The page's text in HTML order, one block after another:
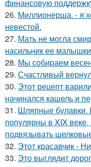
финансовую
26. Миллионерша. - я
невестой.
27. Мать не могла
насильник ее
28. Мы собираем
29. Счастливый
30. Этот рецепт
начинался кашель и
31. Шляпные булавки.
популярны в XIX
подвязывать
32. Этот красавчик -
33. Это выглядит